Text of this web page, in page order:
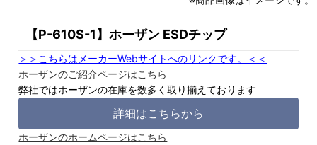
【P-610S-1】ホーザン ESDチップ
＞＞こちらはメーカーWebサイトへのリンクです。＜＜
ホーザンのご紹介ページはこちら
弊社ではホーザンの在庫を数多く取り揃えております
詳細はこちらから
ホーザンのホームページはこちら